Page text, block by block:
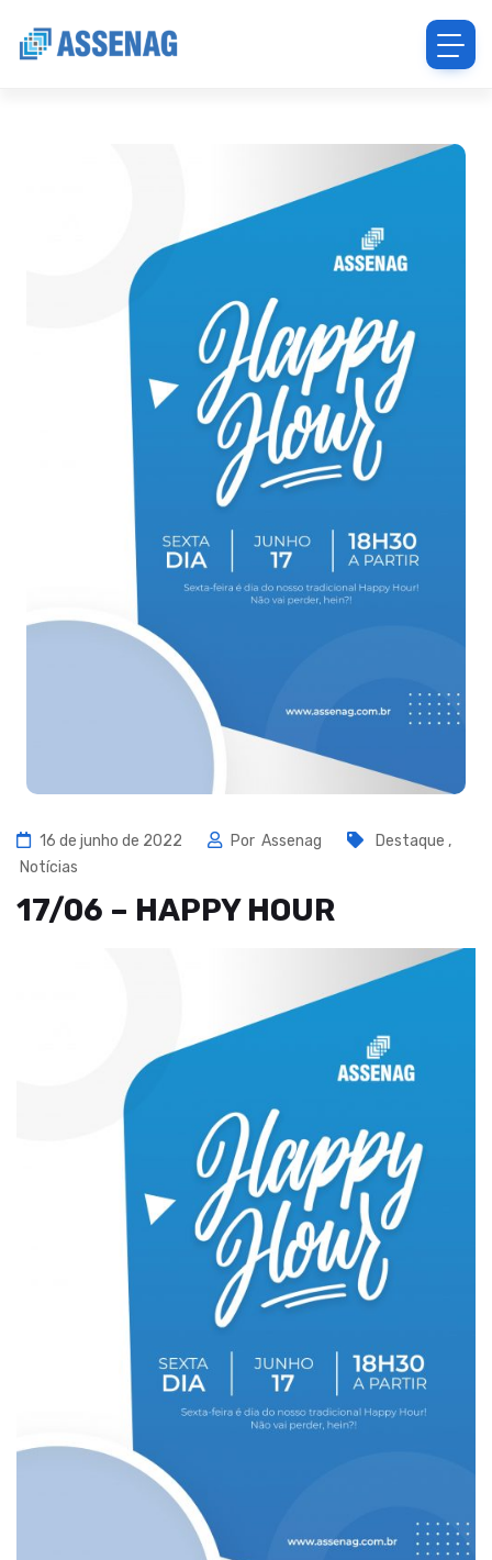
16 de junho de 2022 Por Assenag Destaque ,
Notícias
17/06 – HAPPY HOUR